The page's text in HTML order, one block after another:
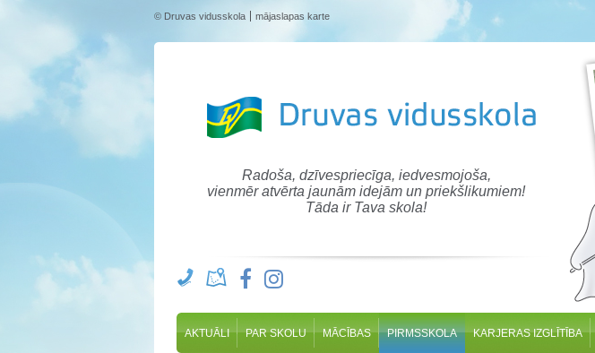
© Druvas vidusskola mājaslapas karte
Radoša, dzīvespriecīga, iedvesmojoša,
vienmēr atvērta jaunām idejām un priekšlikumiem!
Tāda ir Tava skola!
AKTUĀLI PAR SKOLU MĀCĪBAS PIRMSSKOLA KARJERAS IZGLĪTĪBA